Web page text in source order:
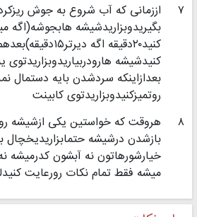
۷
بگیریدوبزاریدشیشه
کنید۲۰دقیقه اگه
کنیدشیشه
بعدازاینکه سردشدن بایه دستمال
روتمیزکنیدوبزاریدتوی کابینت
۸
هروقت که خواستین یکی ازشیشه
بازشدن درشیشه حتمابزاریدیخچال
خیارشورهاتون نه آبشون کدرمیشه
میشه فقط تمام نکات رورعایت